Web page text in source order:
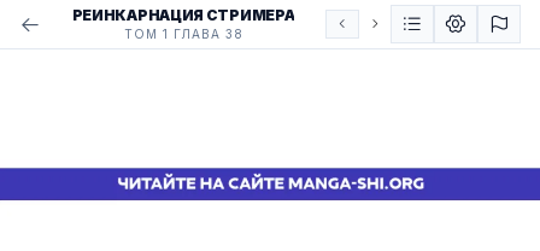
РЕИНКАРНАЦИЯ СТРИМЕРА
ТОМ 1 ГЛАВА 38